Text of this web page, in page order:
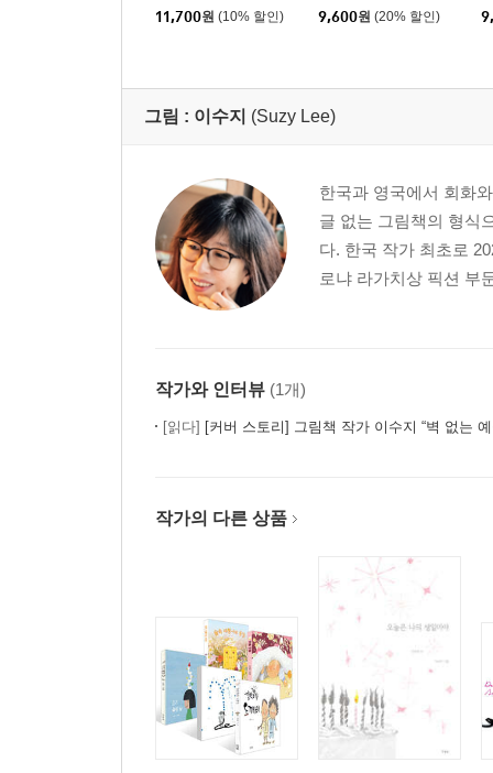
11,700원 (10% 할인) 9,600원 (20% 할인)
그림 : 이수지 (Suzy Lee)
한국과 영국에서 회화
글 없는 그림책의 형식
다. 한국 작가 최초로
로냐 라가치상 픽션 부
작가와 인터뷰 (1개)
[읽다] [커버 스토리] 그림책 작가 이수지 “벽 없는 예
작가의 다른 상품